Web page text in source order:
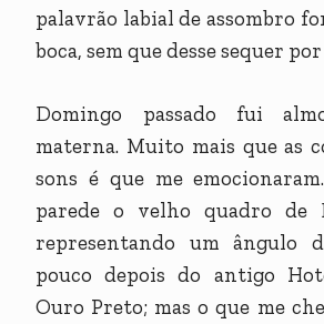
palavrão labial de assombro
boca, sem que desse sequer por
Domingo passado fui
materna. Muito mais que as
sons é que me
parede o velho quadro de
representando um ângulo
pouco depois do antigo
Ouro Preto; mas o que me